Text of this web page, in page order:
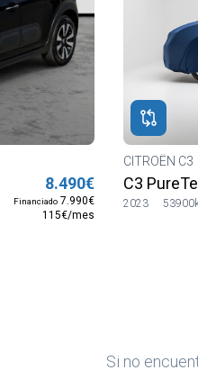
8.490€
Financiado 7.990€
115€/mes
CITROËN C3
C3
2023
Si no